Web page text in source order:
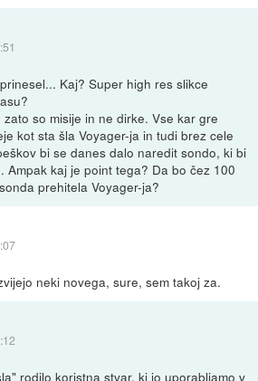
Kaj? Super high res slikce
so misije in ne dirke. Vse kar gre
kot sta šla Voyager-ja in tudi brez cele
bi se danes dalo naredit sondo, ki bi
Ampak kaj je point tega? Da bo čez 100
prehitela Voyager-ja?
neki novega, sure, sem takoj za.
rodilo koristna stvar, ki jo uporabljamo v